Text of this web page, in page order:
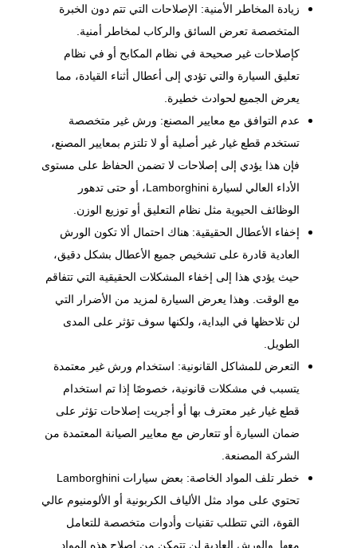
زيادة المخاطر الأمنية: الإصلاحات التي تتم دون الخبرة
المتخصصة تعرض السائق والركاب لمخاطر أمنية.
كإصلاحات غير صحيحة في نظام المكابح أو في نظام
تعليق السيارة والتي تؤدي إلى أعطال أثناء القيادة، مما
يعرض الجميع لحوادث خطيرة.
عدم التوافق مع معايير المصنع: ورش غير متخصصة
تستخدم قطع غيار غير أصلية أو لا تلتزم بمعايير المصنع،
فإن هذا يؤدي إلى إصلاحات لا تضمن الحفاظ على مستوى
الأداء العالي لسيارة Lamborghini، أو حتى تدهور
الوظائف الحيوية مثل نظام التعليق أو توزيع الوزن.
إخفاء الأعطال الحقيقية: هناك احتمال ألا تكون الورش
العادية قادرة على تشخيص جميع الأعطال بشكل دقيق،
حيث يؤدي هذا إلى إخفاء المشكلات الحقيقية التي تتفاقم
مع الوقت. وهذا يعرض السيارة لمزيد من الأضرار التي
لن تلاحظها في البداية، ولكنها سوف تؤثر على المدى
الطويل.
التعرض للمشاكل القانونية: استخدام ورش غير معتمدة
يتسبب في مشكلات قانونية، خصوصًا إذا تم استخدام
قطع غيار غير معترف بها أو أجريت إصلاحات تؤثر على
ضمان السيارة أو تتعارض مع معايير الصيانة المعتمدة من
الشركة المصنعة.
خطر تلف المواد الخاصة: بعض سيارات Lamborghini
تحتوي على مواد مثل الألياف الكربونية أو الألومنيوم عالي
القوة، التي تتطلب تقنيات وأدوات متخصصة للتعامل
معها. والورش العادية لن تتمكن من إصلاح هذه المواد